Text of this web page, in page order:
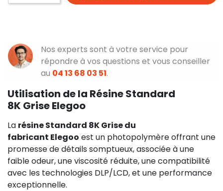
Nos experts sont à votre service pour
répondre à vos questions et vous conseiller
au 04 13 68 03 51.
Utilisation de la Résine Standard
8K Grise Elegoo
La résine Standard 8K Grise du
fabricant Elegoo est un photopolymère offrant une
promesse de détails somptueux, associée à une
faible odeur, une viscosité réduite, une compatibilité
avec les technologies DLP/LCD, et une performance
exceptionnelle.